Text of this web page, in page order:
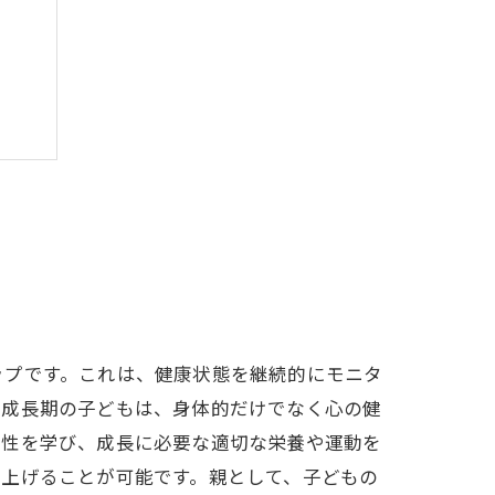
です。これは、健康状態を継続的にモニタ
長期の子どもは、身体的だけでなく心の健
を学び、成長に必要な適切な栄養や運動を
げることが可能です。親として、子どもの